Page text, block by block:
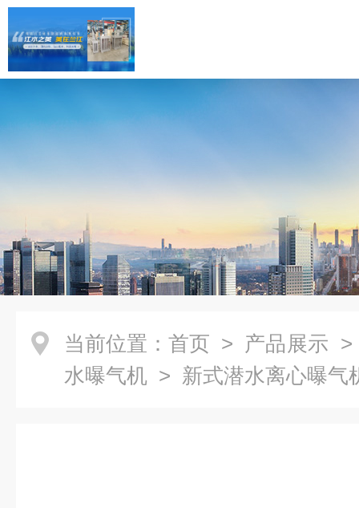
当前位置： 首页 > 产品展示
水曝气机 > 新式潜水离心曝气